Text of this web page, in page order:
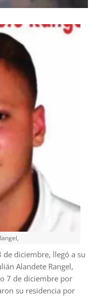
de diciembre, llegó a su
Alandete Rangel,
7 de diciembre por
su residencia por